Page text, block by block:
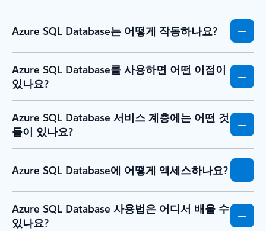
Azure SQL Database는 어떻게 작동하나요?
Azure SQL Database를 사용하면 어떤 이점이
있나요?
Azure SQL Database 서비스 계층에는 어떤 것
들이 있나요?
Azure SQL Database에 어떻게 액세스하나요?
Azure SQL Database 사용법은 어디서 배울 수
있나요?